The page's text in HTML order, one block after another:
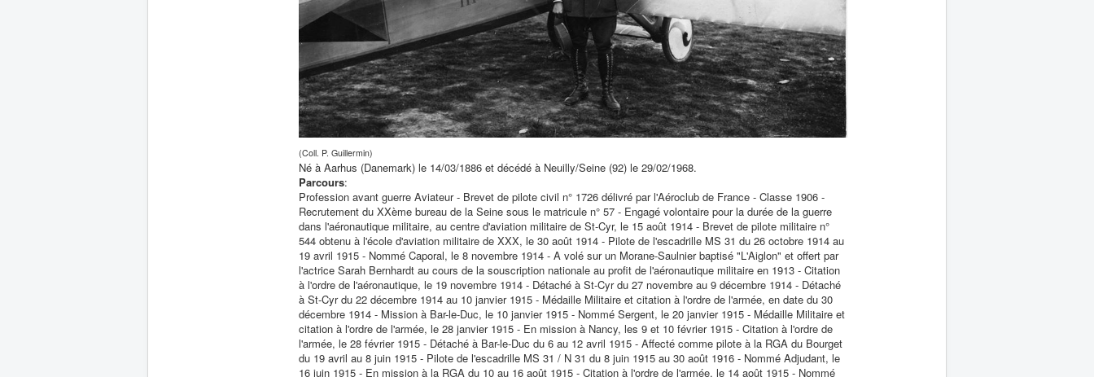
(Coll. P. Guillermin)
Né à Aarhus (Danemark) le 14/03/1886 et décédé à Neuilly/Seine (92) le 29/02/1968.
Parcours:
Profession avant guerre Aviateur - Brevet de pilote civil n° 1726 délivré par l'Aéroclub de France - Classe 1906 -
Recrutement du XXème bureau de la Seine sous le matricule n° 57 - Engagé volontaire pour la durée de la guerre
dans l'aéronautique militaire, au centre d'aviation militaire de St-Cyr, le 15 août 1914 - Brevet de pilote militaire n°
544 obtenu à l'école d'aviation militaire de XXX, le 30 août 1914 - Pilote de l'escadrille MS 31 du 26 octobre 1914 au
19 avril 1915 - Nommé Caporal, le 8 novembre 1914 - A volé sur un Morane-Saulnier baptisé "L'Aiglon" et offert par
l'actrice Sarah Bernhardt au cours de la souscription nationale au profit de l'aéronautique militaire en 1913 - Citation
à l'ordre de l'aéronautique, le 19 novembre 1914 - Détaché à St-Cyr du 27 novembre au 9 décembre 1914 - Détaché
à St-Cyr du 22 décembre 1914 au 10 janvier 1915 - Médaille Militaire et citation à l'ordre de l'armée, en date du 30
décembre 1914 - Mission à Bar-le-Duc, le 10 janvier 1915 - Nommé Sergent, le 20 janvier 1915 - Médaille Militaire et
citation à l'ordre de l'armée, le 28 janvier 1915 - En mission à Nancy, les 9 et 10 février 1915 - Citation à l'ordre de
l'armée, le 28 février 1915 - Détaché à Bar-le-Duc du 6 au 12 avril 1915 - Affecté comme pilote à la RGA du Bourget
du 19 avril au 8 juin 1915 - Pilote de l'escadrille MS 31 / N 31 du 8 juin 1915 au 30 août 1916 - Nommé Adjudant, le
16 juin 1915 - En mission à la RGA du 10 au 16 août 1915 - Citation à l'ordre de l'armée, le 14 août 1915 - Nommé